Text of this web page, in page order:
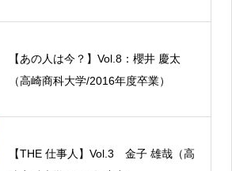
【あの人は今？】Vol.8：櫻井 慶太
（高崎商科大学/2016年度卒業）
【THE 仕事人】Vol.3 金子 雄哉（高